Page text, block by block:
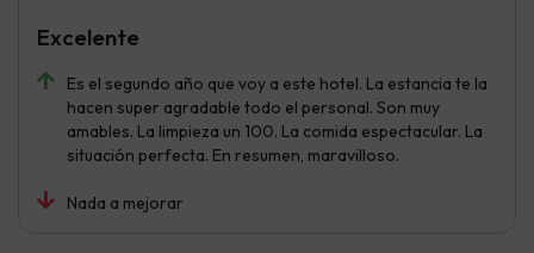
Es el segundo año que voy a este hotel. La estancia te la
hacen super agradable todo el personal. Son muy
amables. La limpieza un 100. La comida espectacular. La
situación perfecta. En resumen, maravilloso.
Nada a mejorar
Excelente